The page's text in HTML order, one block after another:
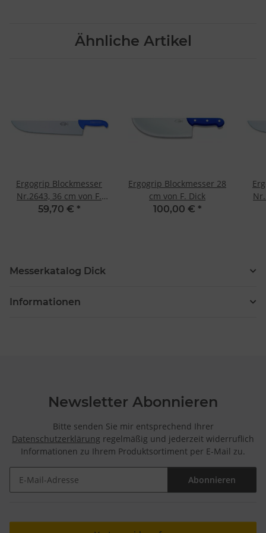
Ähnliche Artikel
Ergogrip Blockmesser
Nr.2643, 36 cm von F.
Dick
59,70 € *
Ergogrip Blockmesser 28
cm von F. Dick
100,00 € *
Messerkatalog Dick
Informationen
Newsletter Abonnieren
Bitte senden Sie mir entsprechend Ihrer
Datenschutzerklärung regelmäßig und jederzeit widerruflich
Informationen zu Ihrem Produktsortiment per E-Mail zu.
Abonnieren